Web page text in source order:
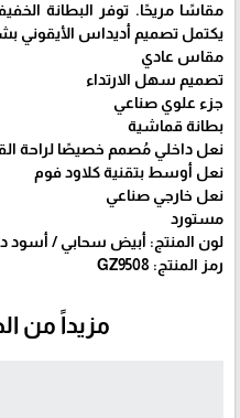
مقاسًا مريحًا. توفر البطانة
يكتمل تصميم أديداس الأيقوني
مقاس عادي
تصميم سهل الارتداء
جزء علوي صناعي
بطانة قماشية
نعل داخلي مُصمم خصيصًا لراحة
نعل أوسط بتقنية كلاود فوم
نعل خارجي صناعي
مستورد
لون المنتج: أبيض سحابي / أسود
رمز المنتج: GZ9508
مزيداً من